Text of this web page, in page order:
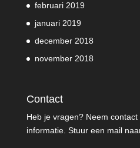
februari 2019
januari 2019
december 2018
november 2018
Contact
Heb je vragen? Neem
informatie. Stuur een mail